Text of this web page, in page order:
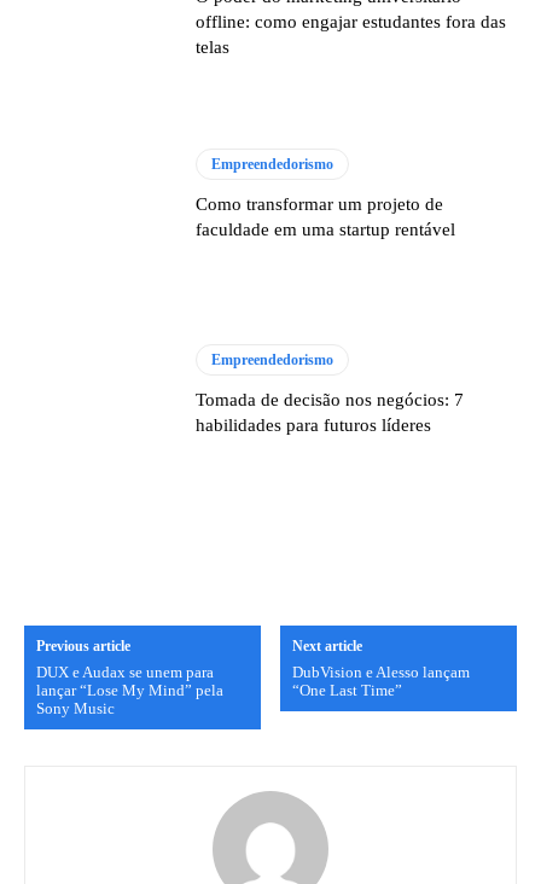
offline: como engajar estudantes fora das
telas
Empreendedorismo
Como transformar um projeto de
faculdade em uma startup rentável
Empreendedorismo
Tomada de decisão nos negócios: 7
habilidades para futuros líderes
Previous article
DUX e Audax se unem para
lançar “Lose My Mind” pela
Sony Music
Next article
DubVision e Alesso lançam
“One Last Time”